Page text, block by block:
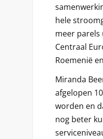
hele
meer
Centraal
Roemenië
Miranda
afgelopen
worden en
nog beter